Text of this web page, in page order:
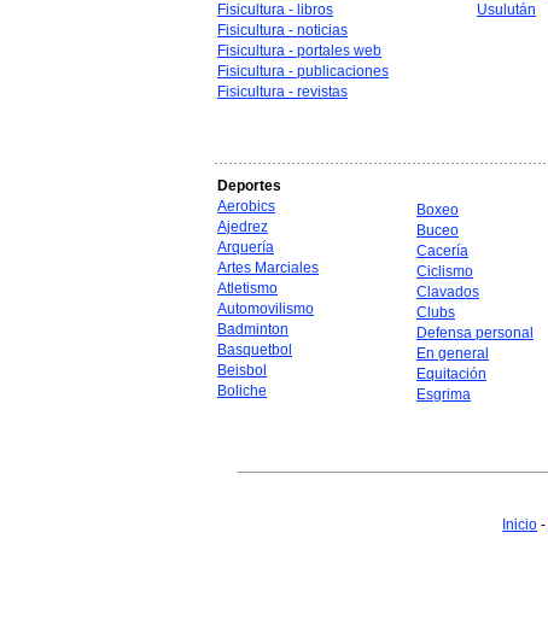
Fisicultura - libros
Fisicultura - noticias
Fisicultura - portales web
Fisicultura - publicaciones
Fisicultura - revistas
Usulután
Deportes
Aerobics
Ajedrez
Arquería
Artes Marciales
Atletismo
Automovilismo
Badminton
Basquetbol
Beisbol
Boliche
Boxeo
Buceo
Cacería
Ciclismo
Clavados
Clubs
Defensa personal
En general
Equitación
Esgrima
Inicio -